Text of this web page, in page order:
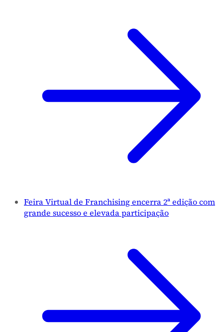
Feira Virtual de Franchising encerra 2ª edição com
grande sucesso e elevada participação